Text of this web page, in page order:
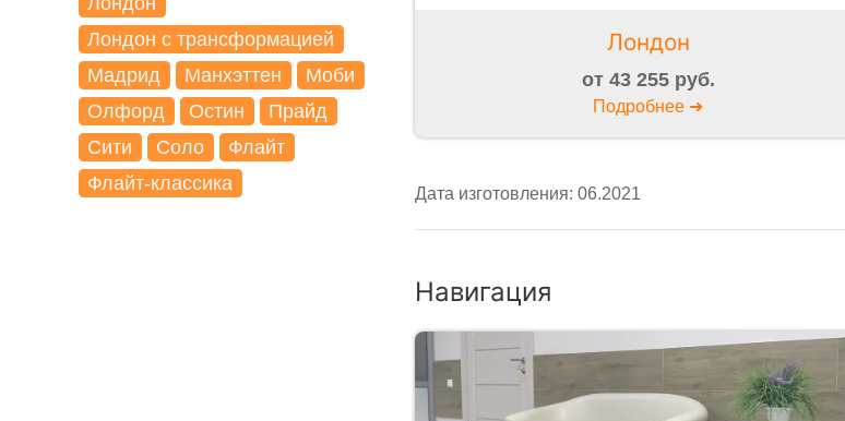
Лондон с трансформацией
Мадрид
Манхэттен
Моби
Олфорд
Остин
Прайд
Сити
Соло
Флайт
Флайт-классика
Лондон
от 43 255 руб.
Подробнее ➜
Дата изготовления: 06.2021
Навигация